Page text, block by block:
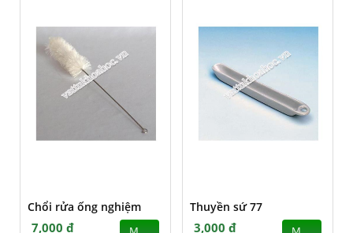
Chổi rửa ống nghiệm
7,000 đ
Thuyền sứ 77
3,000 đ